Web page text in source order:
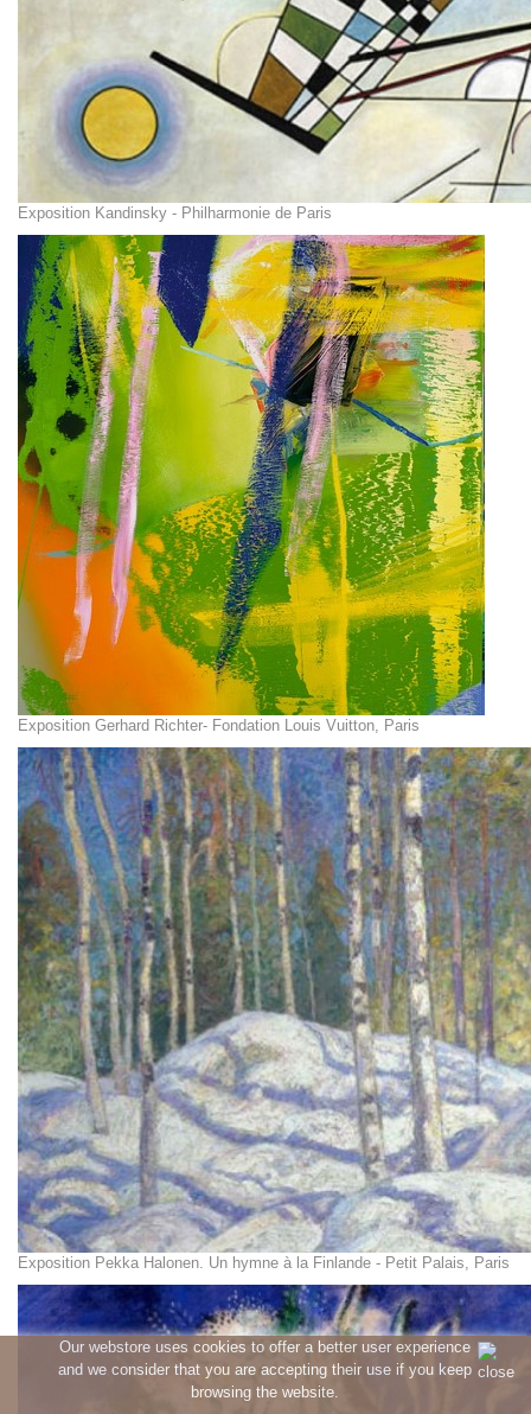
Our webstore uses cookies to offer a better user experience
and we consider that you are accepting their use if you keep
browsing the website.
Exposition Kandinsky - Philharmonie de Paris
Exposition Gerhard Richter- Fondation Louis Vuitton, Paris
Exposition Pekka Halonen. Un hymne à la Finlande - Petit Palais, Paris